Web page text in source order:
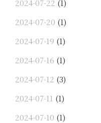
2024-07-22 (1)
2024-07-20 (1)
2024-07-19 (1)
2024-07-16 (1)
2024-07-12 (3)
2024-07-11 (1)
2024-07-10 (1)